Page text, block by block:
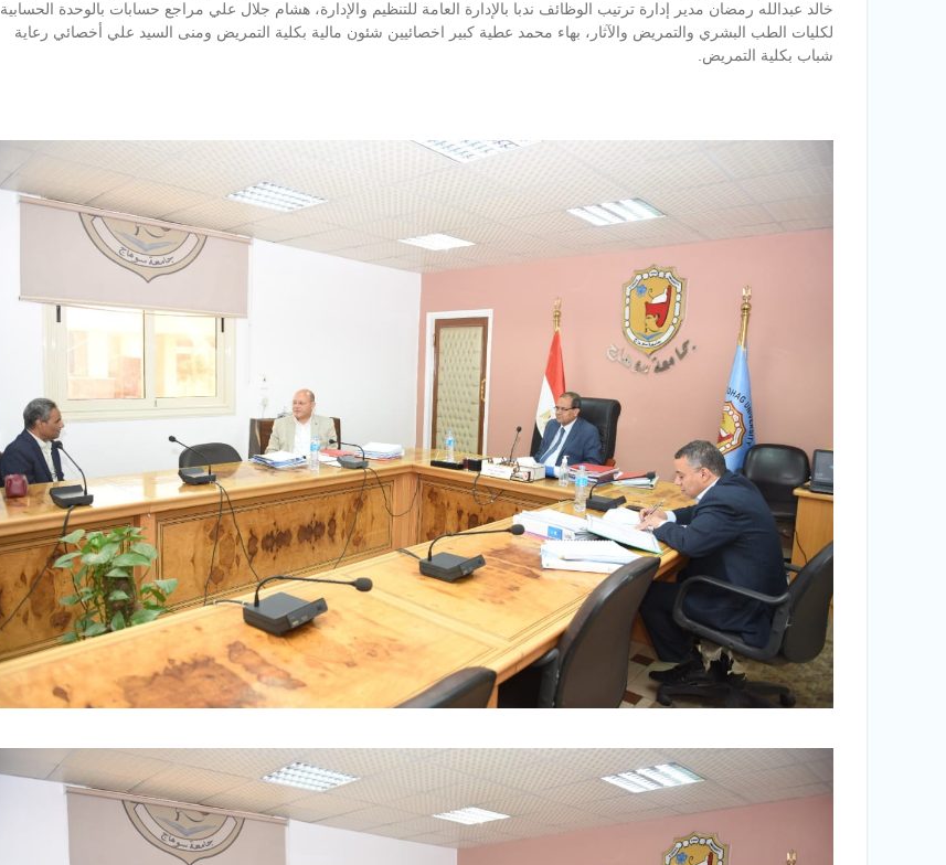
خالد عبدالله رمضان مدير إدارة ترتيب الوظائف ندبا بالإدارة العامة للتنظيم والإدارة، هشام جلال علي مراجع حسابات بالوحدة الحسابية
لكليات الطب البشري والتمريض والآثار، بهاء محمد عطية كبير اخصائيين شئون مالية بكلية التمريض ومنى السيد علي أخصائي رعاية
شباب بكلية التمريض.